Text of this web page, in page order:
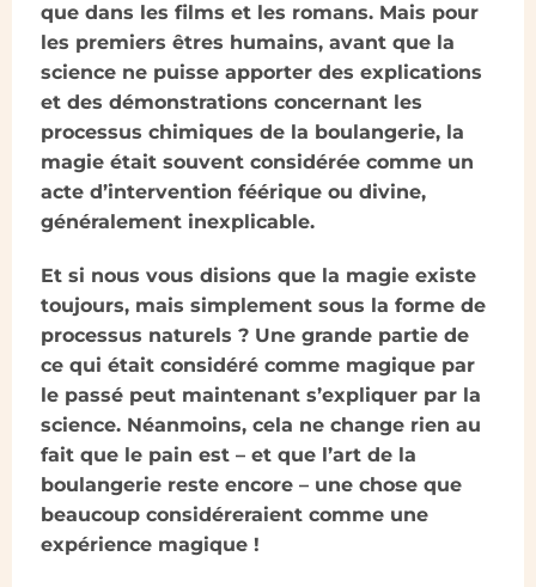
que dans les films et les romans. Mais pour
les premiers êtres humains, avant que la
science ne puisse apporter des explications
et des démonstrations concernant les
processus chimiques de la boulangerie, la
magie était souvent considérée comme un
acte d’intervention féérique ou divine,
généralement inexplicable.
Et si nous vous disions que la magie existe
toujours, mais simplement sous la forme de
processus naturels ? Une grande partie de
ce qui était considéré comme magique par
le passé peut maintenant s’expliquer par la
science. Néanmoins, cela ne change rien au
fait que le pain est – et que l’art de la
boulangerie reste encore – une chose que
beaucoup considéreraient comme une
expérience magique !